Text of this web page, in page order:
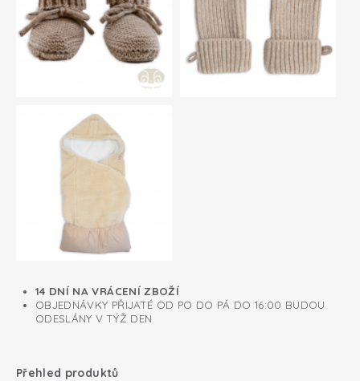
14 DNÍ NA VRÁCENÍ ZBOŽÍ
OBJEDNÁVKY PŘIJATÉ OD PO DO PÁ DO 16:00 BUDOU
ODESLÁNY V TÝŽ DEN
Přehled produktů